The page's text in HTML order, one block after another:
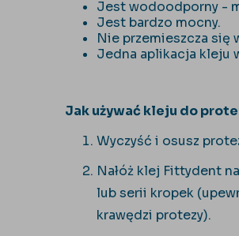
Jest wodoodporny -
Jest bardzo mocny.
Nie przemieszcza się
Jedna aplikacja kleju
Jak używać kleju do
Wyczyść i osusz
Nałóż klej Fittydent
lub serii kropek
krawędzi protezy).